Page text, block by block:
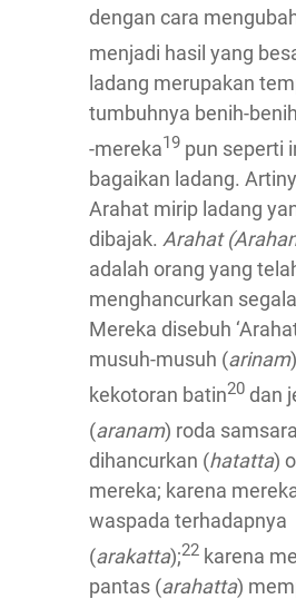
dengan cara
menjadi hasil yang
ladang merupakan
tumbuhnya benih-
-mereka19 pun seperti
bagaikan ladang.
Arahat mirip ladang
dibajak. Arahat
adalah orang yang
menghancurkan
Mereka disebuh
musuh-musuh (arinam
kekotoran batin20 dan
(aranam) roda samsara
dihancurkan (hatatta)
mereka; karena
waspada terhadapnya
(arakatta);22 karena
pantas (arahatta)